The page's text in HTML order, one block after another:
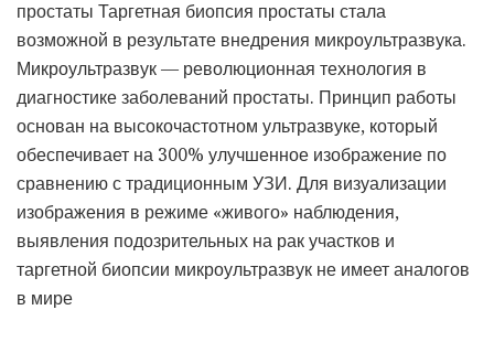
простаты Таргетная биопсия простаты стала
возможной в результате внедрения микроультразвука.
Микроультразвук — революционная технология в
диагностике заболеваний простаты. Принцип работы
основан на высокочастотном ультразвуке, который
обеспечивает на 300% улучшенное изображение по
сравнению с традиционным УЗИ. Для визуализации
изображения в режиме «живого» наблюдения,
выявления подозрительных на рак участков и
таргетной биопсии микроультразвук не имеет аналогов
в мире